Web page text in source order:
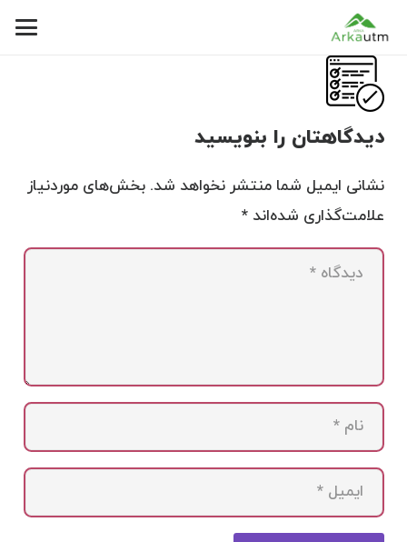
دیدگاهتان را بنویسید
نشانی ایمیل شما منتشر نخواهد شد. بخش‌های موردنیاز
علامت‌گذاری شده‌اند*